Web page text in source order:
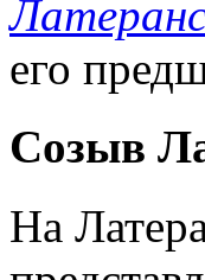
его
Созыв
На